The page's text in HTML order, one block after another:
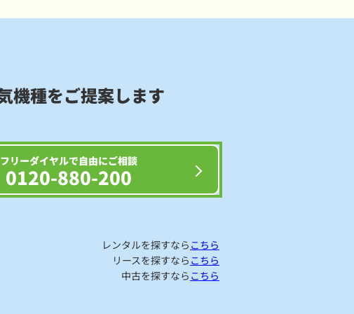
機種をご提案します
フリーダイヤルで自由にご相談
0120-880-200
レンタルを探すなら こちら
リースを探すなら こちら
中古を探すなら こちら